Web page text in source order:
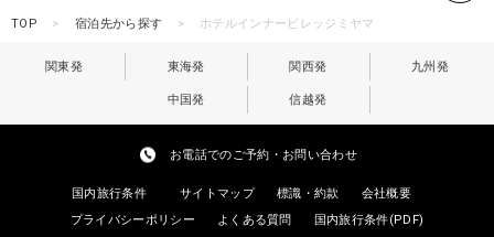
TOP 宿泊先から探す ホテルインナービレッジミヤマ
関東発 東海発 関西発 九州発
中国発 信越発
お電話でのご予約・お問い合わせ
国内旅行条件 サイトマップ 標識・約款
会社概要
プライバシーポリシー
よくある質問
国内旅行条件(PDF)